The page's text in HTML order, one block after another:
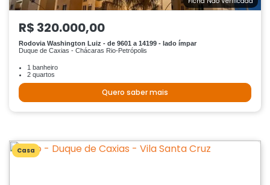
R$ 320.000,00
Rodovia Washington Luiz - de 9601 a 14199 - lado ímpar
Duque de Caxias - Chácaras Rio-Petrópolis
1 banheiro
2 quartos
Quero saber mais
Casa